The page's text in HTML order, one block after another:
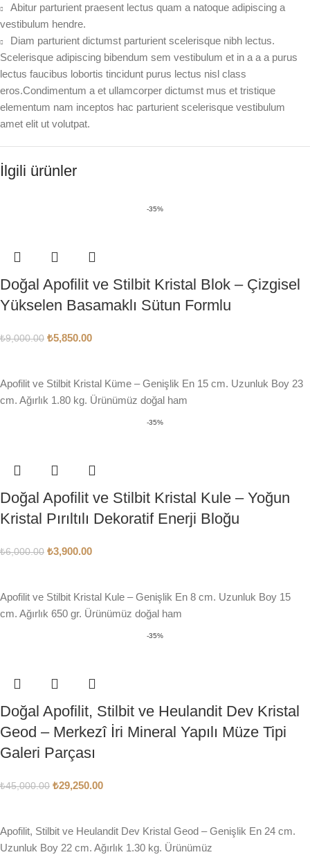
Abitur parturient praesent lectus quam a natoque adipiscing a
vestibulum hendre.
Diam parturient dictumst parturient scelerisque nibh lectus.
Scelerisque adipiscing bibendum sem vestibulum et in a a a purus
lectus faucibus lobortis tincidunt purus lectus nisl class
eros.Condimentum a et ullamcorper dictumst mus et tristique
elementum nam inceptos hac parturient scelerisque vestibulum
amet elit ut volutpat.
İlgili ürünler
-35%
Doğal Apofilit ve Stilbit Kristal Blok – Çizgisel
Yükselen Basamaklı Sütun Formlu
₺9,000.00 ₺5,850.00
Apofilit ve Stilbit Kristal Küme – Genişlik En 15 cm. Uzunluk Boy 23
cm. Ağırlık 1.80 kg. Ürünümüz doğal ham
-35%
Doğal Apofilit ve Stilbit Kristal Kule – Yoğun
Kristal Pırıltılı Dekoratif Enerji Bloğu
₺6,000.00 ₺3,900.00
Apofilit ve Stilbit Kristal Kule – Genişlik En 8 cm. Uzunluk Boy 15
cm. Ağırlık 650 gr. Ürünümüz doğal ham
-35%
Doğal Apofilit, Stilbit ve Heulandit Dev Kristal
Geod – Merkezî İri Mineral Yapılı Müze Tipi
Galeri Parçası
₺45,000.00 ₺29,250.00
Apofilit, Stilbit ve Heulandit Dev Kristal Geod – Genişlik En 24 cm.
Uzunluk Boy 22 cm. Ağırlık 1.30 kg. Ürünümüz